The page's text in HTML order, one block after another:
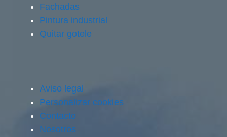
Fachadas
Pintura industrial
Quitar gotele
Aviso legal
Personalizar cookies
Contacto
Nosotros